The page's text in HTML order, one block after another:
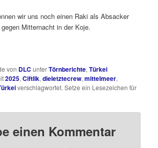
wir uns noch einen Raki als Absacker
Mitternacht in der Koje.
von DLC unterTörnberichte,Türkei
2025,Ciftlik,dieletztecrew,mittelmeer,
verschlagwortet. Setze ein Lesezeichen für
einen Kommentar